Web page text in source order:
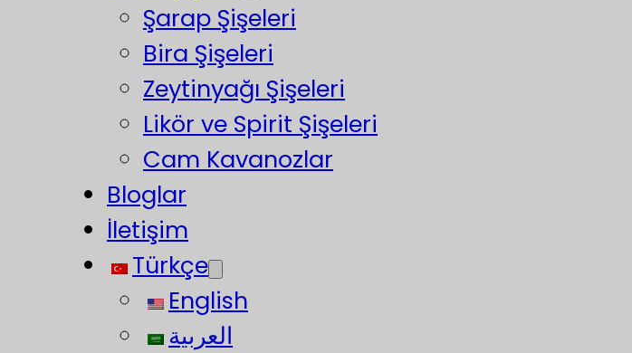
Şarap Şişeleri
Bira Şişeleri
Zeytinyağı Şişeleri
Likör ve Spirit Şişeleri
Cam Kavanozlar
Bloglar
İletişim
Türkçe
English
العربية